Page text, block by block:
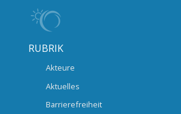
RUBRIK
Akteure
Aktuelles
Barrierefreiheit